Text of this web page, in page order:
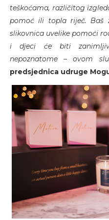
teškoćama, različitog
pomoć ili topla riječ. Baš
slikovnica uvelike pomoći
i djeci će biti
nepoznatome – ovom
predsjednica udruge